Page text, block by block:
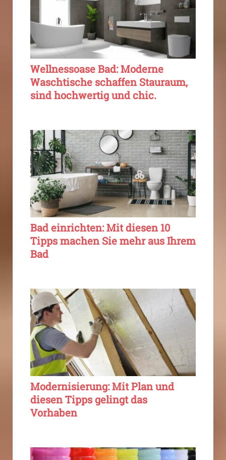
Wellnessoase Bad: Moderne
Waschtische schaffen Stauraum,
sind hochwertig und chic.
Bad einrichten: Mit diesen 10
Tipps machen Sie mehr aus Ihrem
Bad
Modernisierung: Mit Plan und
diesen Tipps gelingt das
Vorhaben